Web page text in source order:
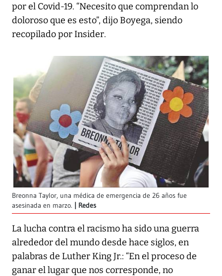
por el Covid-19. “Necesito que comprendan lo
doloroso que es esto”, dijo Boyega, siendo
recopilado porInsider.
Breonna Taylor, una médica de emergencia de 26 años fue
asesinada en marzo.
Redes
La lucha contra el racismo ha sido una guerra
alrededor del mundo desde hace siglos, en
palabras de Luther King Jr.: “En el proceso de
ganar el lugar que nos corresponde, no